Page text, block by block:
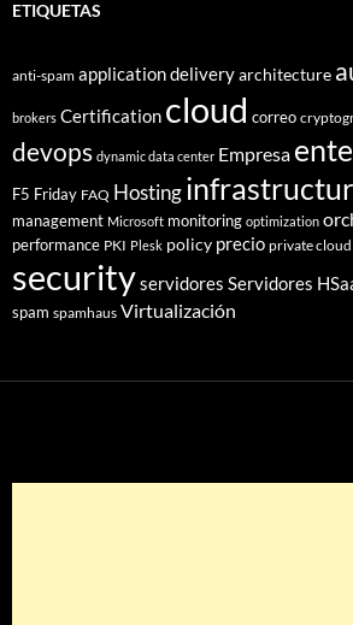
ETIQUETAS
anti-spam application deliveryarchitecture
brokers Certification cloud correo
devops dynamic data center Empresa
F5 Friday FAQ Hosting
management Microsoft monitoring optimization
performance PKI Plesk policy precio private
securityservidores Servidores
spam spamhaus Virtualización